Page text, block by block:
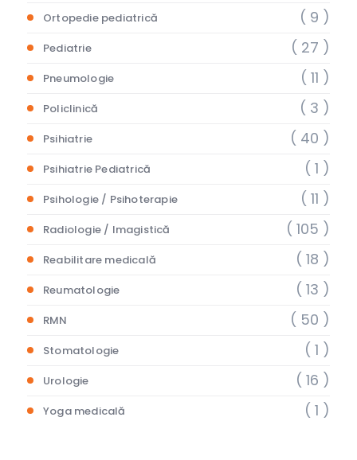
Ortopedie pediatrică ( 9 )
Pediatrie ( 27 )
Pneumologie ( 11 )
Policlinică ( 3 )
Psihiatrie ( 40 )
Psihiatrie Pediatrică ( 1 )
Psihologie / Psihoterapie ( 11 )
Radiologie / Imagistică ( 105 )
Reabilitare medicală ( 18 )
Reumatologie ( 13 )
RMN ( 50 )
Stomatologie ( 1 )
Urologie ( 16 )
Yoga medicală ( 1 )